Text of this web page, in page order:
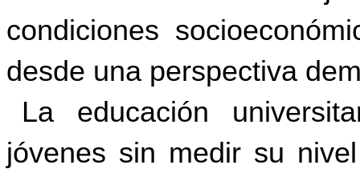
condiciones
desde una perspectiva
La educación
jóvenes sin medir su